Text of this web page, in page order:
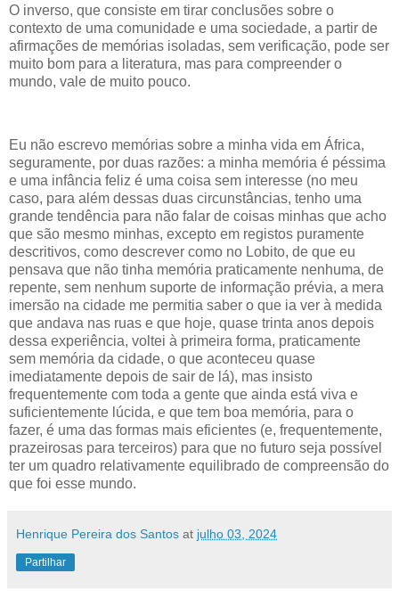
O inverso, que consiste em tirar conclusões sobre o
contexto de uma comunidade e uma sociedade, a partir de
afirmações de memórias isoladas, sem verificação, pode ser
muito bom para a literatura, mas para compreender o
mundo, vale de muito pouco.
Eu não escrevo memórias sobre a minha vida em África,
seguramente, por duas razões: a minha memória é péssima
e uma infância feliz é uma coisa sem interesse (no meu
caso, para além dessas duas circunstâncias, tenho uma
grande tendência para não falar de coisas minhas que acho
que são mesmo minhas, excepto em registos puramente
descritivos, como descrever como no Lobito, de que eu
pensava que não tinha memória praticamente nenhuma, de
repente, sem nenhum suporte de informação prévia, a mera
imersão na cidade me permitia saber o que ia ver à medida
que andava nas ruas e que hoje, quase trinta anos depois
dessa experiência, voltei à primeira forma, praticamente
sem memória da cidade, o que aconteceu quase
imediatamente depois de sair de lá), mas insisto
frequentemente com toda a gente que ainda está viva e
suficientemente lúcida, e que tem boa memória, para o
fazer, é uma das formas mais eficientes (e, frequentemente,
prazeirosas para terceiros) para que no futuro seja possível
ter um quadro relativamente equilibrado de compreensão do
que foi esse mundo.
Henrique Pereira dos Santos at julho 03, 2024
Partilhar